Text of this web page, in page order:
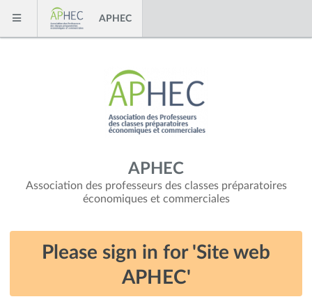
Skip to content
Menu
APHEC
APHEC
Association des professeurs des classes préparatoires
économiques et commerciales
Please sign in for 'Site web
APHEC'